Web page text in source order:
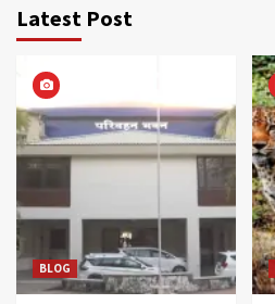
Latest Post
BLOG